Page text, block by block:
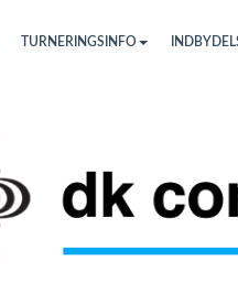
TURNERINGSINFO